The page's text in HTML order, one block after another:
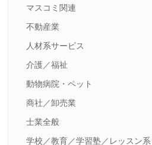
マスコミ関連
不動産業
人材系サービス
介護／福祉
動物病院・ペット
商社／卸売業
士業全般
学校／教育／学習塾／レッスン系